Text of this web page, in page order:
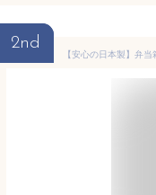
2nd